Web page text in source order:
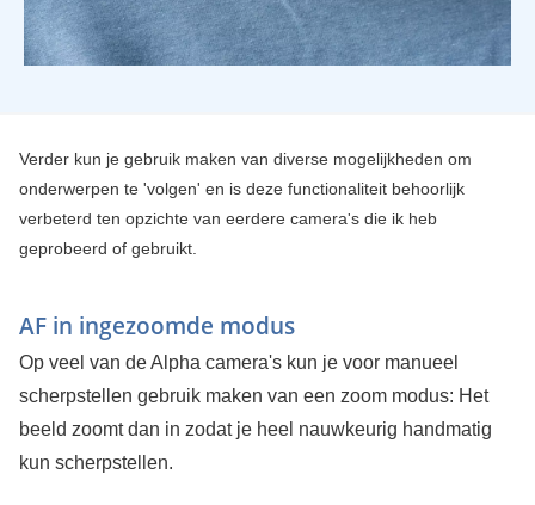
Verder kun je gebruik maken van diverse mogelijkheden om
onderwerpen te 'volgen' en is deze functionaliteit behoorlijk
verbeterd ten opzichte van eerdere camera's die ik heb
geprobeerd of gebruikt.
AF in ingezoomde modus
Op veel van de Alpha camera's kun je voor manueel
scherpstellen gebruik maken van een zoom modus: Het
beeld zoomt dan in zodat je heel nauwkeurig handmatig
kun scherpstellen.